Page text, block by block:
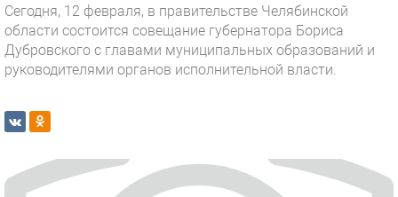
Сегодня, 12 февраля, в правительстве Челябинской
области состоится совещание губернатора Бориса
Дубровского с главами муниципальных образований и
руководителями органов исполнительной власти.